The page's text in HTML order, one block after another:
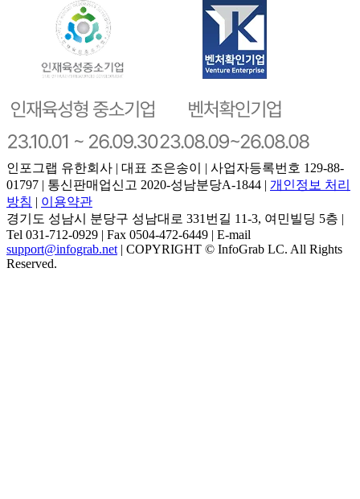
인포그랩 유한회사 | 대표 조은송이 | 사업자등록번호 129-88-
01797 | 통신판매업신고 2020-성남분당A-1844 | 개인정보 처리
방침 | 이용약관
경기도 성남시 분당구 성남대로 331번길 11-3, 여민빌딩 5층 |
Tel 031-712-0929 | Fax 0504-472-6449 | E-mail
support@infograb.net | COPYRIGHT © InfoGrab LC. All Rights
Reserved.